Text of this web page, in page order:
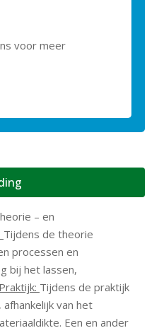
voor meer
– en
Tijdens de theorie
processen en
bij het lassen,
Praktijk: Tijdens de praktijk
van het
Een en ander